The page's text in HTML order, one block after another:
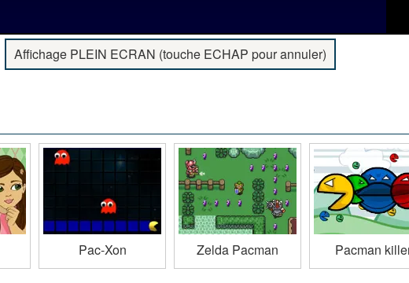
Affichage PLEIN ECRAN (touche ECHAP pour annuler)
Pac-Xon Zelda Pacman Pacman